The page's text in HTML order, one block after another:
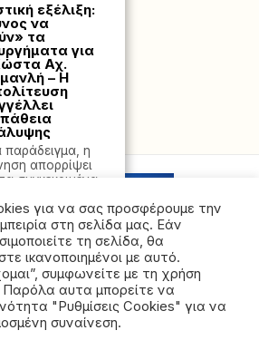
Απαγορεύεται ρητά η
προηγούμενη έγγραφη άδεια
για να σας προσφέρουμε την
στη σελίδα μας. Εάν
τη σελίδα, θα
ικανοποιημένοι με αυτό.
συμφωνείτε με τη χρήση
αυτα μπορείτε να
"Ρυθμίσεις Cookies" για να
συναίνεση.
εξέλιξη:
να
τα
για
Αχ.
– Η
παράδειγμα, η
απορρίψει
συγκεκριμένα
για
και το
με επιδότηση
ευρώ
για την
στη